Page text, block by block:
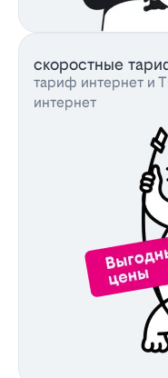
скоростные
тариф интернет и
интернет